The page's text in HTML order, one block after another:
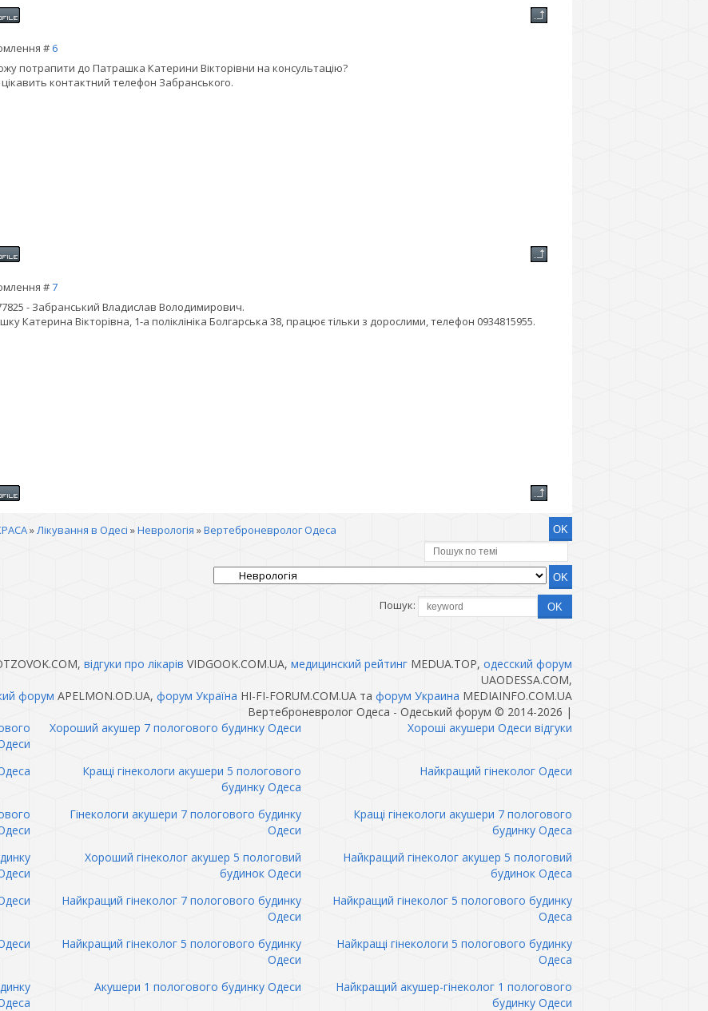
# 6
потрапити до Патрашка Катерини Вікторівни на консультацію?
контактний телефон Забранського.
#7
- Забранський Владислав Володимирович.
Катерина Вікторівна, 1-а поліклініка Болгарська 38, працює тільки з дорослими, телефон 0934815955.
»Лікування в Одесі »Неврологія »Вертеброневролог Одеса
Пошук:
відгуки про лікарів VIDGOOK.COM.UA, медицинский рейтингMEDUA.TOP, одесский форум
UAODESSA.COM,
форум APELMON.OD.UA, форум Україна HI-FI-FORUM.COM.UA та форум Украина MEDIAINFO.COM.UA
Вертеброневролог Одеса - Одеський форум © 2014-2026 |
Хороший акушер 7 пологового будинку Одеси Хороші акушери Одеси відгуки
Кращі гінекологи акушери 5 пологового
будинку Одеса
Найкращий гінеколог Одеси
Гінекологи акушери 7 пологового будинку
Одеси
Кращі гінекологи акушери 7 пологового
будинку Одеса
Хороший гінеколог акушер 5 пологовий
будинок Одеси
Найкращий гінеколог акушер 5 пологовий
будинок Одеса
Найкращий гінеколог 7 пологового будинку
Одеси
Найкращий гінеколог 5 пологового будинку
Одеса
Найкращий гінеколог 5 пологового будинку
Одеси
Найкращі гінекологи 5 пологового будинку
Одеса
Акушери 1 пологового будинку Одеси
Найкращий акушер-гінеколог 1 пологового
будинку Одеси